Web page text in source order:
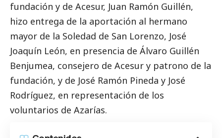
fundación y de Acesur, Juan Ramón Guillén,
hizo entrega de la aportación al hermano
mayor de la Soledad de San Lorenzo, José
Joaquín León, en presencia de Álvaro Guillén
Benjumea, consejero de Acesur y patrono de la
fundación, y de José Ramón Pineda y José
Rodríguez, en representación de los
voluntarios de Azarías.